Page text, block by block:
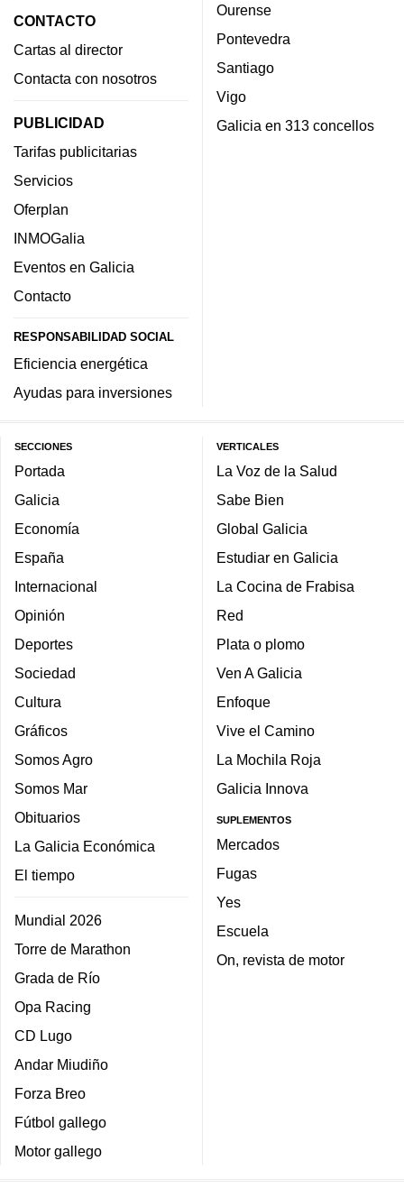
CONTACTO
Cartas al director
Contacta con nosotros
PUBLICIDAD
Tarifas publicitarias
Servicios
Oferplan
INMOGalia
Eventos en Galicia
Contacto
RESPONSABILIDAD SOCIAL
Eficiencia energética
Ayudas para inversiones
Ourense
Pontevedra
Santiago
Vigo
Galicia en 313 concellos
SECCIONES
Portada
Galicia
Economía
España
Internacional
Opinión
Deportes
Sociedad
Cultura
Gráficos
Somos Agro
Somos Mar
Obituarios
La Galicia Económica
El tiempo
Mundial 2026
Torre de Marathon
Grada de Río
Opa Racing
CD Lugo
Andar Miudiño
Forza Breo
Fútbol gallego
Motor gallego
VERTICALES
La Voz de la Salud
Sabe Bien
Global Galicia
Estudiar en Galicia
La Cocina de Frabisa
Red
Plata o plomo
Ven A Galicia
Enfoque
Vive el Camino
La Mochila Roja
Galicia Innova
SUPLEMENTOS
Mercados
Fugas
Yes
Escuela
On, revista de motor